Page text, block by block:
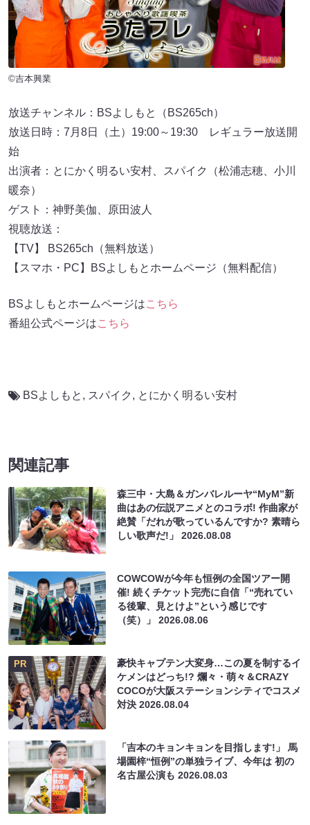
©吉本興業
放送チャンネル：BSよしもと（BS265ch）
放送日時：7月8日（土）19:00～19:30 レギュラー放送開
始
出演者：とにかく明るい安村、スパイク（松浦志穂、小川
暖奈）
ゲスト：神野美伽、原田波人
視聴放送：
【TV】 BS265ch（無料放送）
【スマホ・PC】BSよしもとホームページ（無料配信）
BSよしもとホームページはこちら
番組公式ページはこちら
BSよしもと , スパイク , とにかく明るい安村
関連記事
森三中・大島＆ガンバレルーヤ“MyM”新
曲はあの伝説アニメとのコラボ! 作曲家が
絶賛「だれが歌っているんですか? 素晴ら
しい歌声だ!」2026.08.08
COWCOWが今年も恒例の全国ツアー開
催! 続くチケット完売に自信「“売れてい
る後輩、見とけよ”という感じです
（笑）」2026.08.06
PR
豪快キャプテン大変身…この夏を制するイ
ケメンはどっち!? 爛々・萌々＆CRAZY
COCOが大阪ステーションシティでコスメ
対決2026.08.04
「吉本のキョンキョンを目指します!」 馬
場園梓“恒例”の単独ライブ、今年は 初の
名古屋公演も2026.08.03